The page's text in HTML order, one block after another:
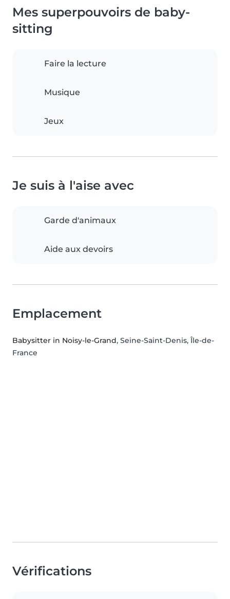
Mes superpouvoirs de baby-
sitting
Faire la lecture
Musique
Jeux
Je suis à l'aise avec
Garde d'animaux
Aide aux devoirs
Emplacement
Babysitter in Noisy-le-Grand, Seine-Saint-Denis, Île-de-
France
Vérifications